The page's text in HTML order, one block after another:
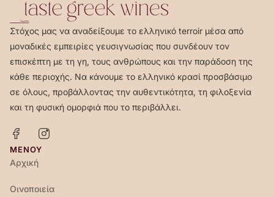
Στόχος μας να αναδείξουμε το ελληνικό terroir μέσα από
μοναδικές εμπειρίες γευσιγνωσίας που συνδέουν τον
επισκέπτη με τη γη, τους ανθρώπους και την παράδοση της
κάθε περιοχής. Να κάνουμε το ελληνικό κρασί προσβάσιμο
σε όλους, προβάλλοντας την αυθεντικότητα, τη φιλοξενία
και τη φυσική ομορφιά που το περιβάλλει.
ΜΕΝΟΎ
Αρχική
Οινοποιεία